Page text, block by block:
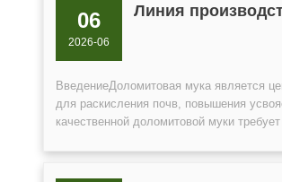
06
2026-06
Линия
ВведениеДоломитовая мука является
для раскисления почв, повышения
качественной доломитовой муки